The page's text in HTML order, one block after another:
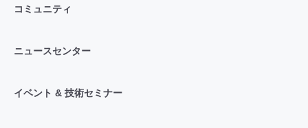
コミュニティ
ニュースセンター
イベント & 技術セミナー